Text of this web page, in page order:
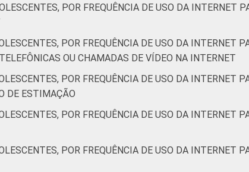
POR FREQUÊNCIA DE USO DA INTERNET
POR FREQUÊNCIA DE USO DA INTERNET
OU CHAMADAS DE VÍDEO NA INTERNET
POR FREQUÊNCIA DE USO DA INTERNET
DE ESTIMAÇÃO
POR FREQUÊNCIA DE USO DA INTERNET
POR FREQUÊNCIA DE USO DA INTERNET